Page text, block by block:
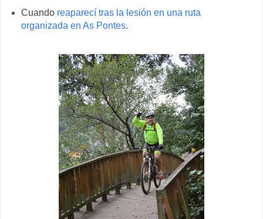
Cuando reaparecí tras la lesión en una ruta
organizada en As Pontes.